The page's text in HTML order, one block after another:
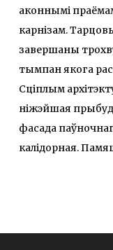
аконнымi
карнізам.
завершаны
тымпан якога
Сціплым
ніжэйшая
фасада
калiдорная.